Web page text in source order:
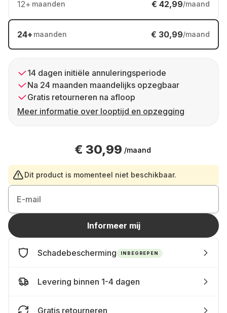
12+ maanden € 42,99/maand
24+ maanden € 30,99/maand
14 dagen initiële annuleringsperiode
Na 24 maanden maandelijks opzegbaar
Gratis retourneren na afloop
Meer informatie over looptijd en opzegging
€ 30,99 /maand
Dit product is momenteel niet beschikbaar.
E-mail
Informeer mij
Schadebescherming INBEGREPEN
Levering binnen 1-4 dagen
Gratis retourneren